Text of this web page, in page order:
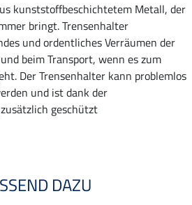
kunststoffbeschichtetem Metall, der
bringt. Trensenhalter
und ordentliches Verräumen der
beim Transport, wenn es zum
Der Trensenhalter kann problemlos
und ist dank der
geschützt
DAZU